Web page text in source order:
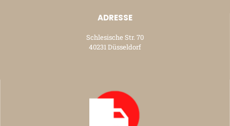
ADRESSE
Schlesische Str. 70
40231 Düsseldorf